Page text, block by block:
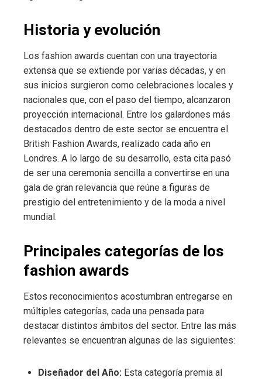
Historia y evolución
Los fashion awards cuentan con una trayectoria
extensa que se extiende por varias décadas, y en
sus inicios surgieron como celebraciones locales y
nacionales que, con el paso del tiempo, alcanzaron
proyección internacional. Entre los galardones más
destacados dentro de este sector se encuentra el
British Fashion Awards, realizado cada año en
Londres. A lo largo de su desarrollo, esta cita pasó
de ser una ceremonia sencilla a convertirse en una
gala de gran relevancia que reúne a figuras de
prestigio del entretenimiento y de la moda a nivel
mundial.
Principales categorías de los
fashion awards
Estos reconocimientos acostumbran entregarse en
múltiples categorías, cada una pensada para
destacar distintos ámbitos del sector. Entre las más
relevantes se encuentran algunas de las siguientes:
Diseñador del Año: Esta categoría premia al